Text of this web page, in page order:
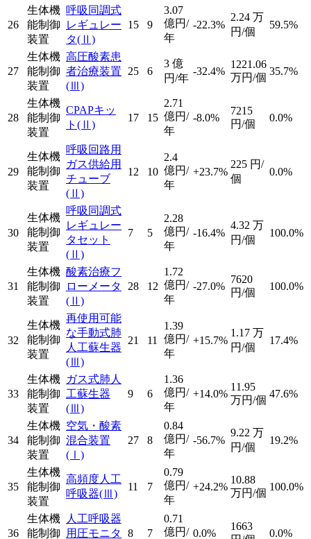
26
生体機
能制御
装置
呼吸同調式
レギュレー
タ(Ⅱ)
15 9
3.07
億円/
年
-22.3%
2.24 万
円/個
59.5%
27
生体機
能制御
装置
高圧酸素患
者治療装置
(Ⅲ)
25 6
3 億
円/年
-32.4%
1221.06
万円/個
35.7%
28
生体機
能制御
装置
CPAPキッ
ト (Ⅱ)
17 15
2.71
億円/
年
-8.0%
7215
円/個
0.0%
29
生体機
能制御
装置
呼吸回路用
ガス供給用
チューブ
(Ⅱ)
12 10
2.4
億円/
年
+23.7%
225 円/
個
0.0%
30
生体機
能制御
装置
呼吸同調式
レギュレー
タセット
(Ⅱ)
7 5
2.28
億円/
年
-16.4%
4.32 万
円/個
100.0%
31
生体機
能制御
装置
酸素治療フ
ローメータ
(Ⅱ)
28 12
1.72
億円/
年
-27.0%
7620
円/個
100.0%
32
生体機
能制御
装置
再使用可能
な手動式肺
人工蘇生器
(Ⅲ)
21 11
1.39
億円/
年
+15.7%
1.17 万
円/個
17.4%
33
生体機
能制御
装置
ガス式肺人
工蘇生器
(Ⅲ)
9 6
1.36
億円/
年
+14.0%
11.95
万円/個
47.6%
34
生体機
能制御
装置
空気・酸素
混合装置
(Ⅰ)
27 8
0.84
億円/
年
-56.7%
9.22 万
円/個
19.2%
35
生体機
能制御
装置
高頻度人工
呼吸器(Ⅲ)
11 7
0.79
億円/
年
+24.2%
10.88
万円/個
100.0%
36
生体機
能制御
人工呼吸器
用圧モニタ
8 7
0.71
億円/ 0.0%
1663
0.0%